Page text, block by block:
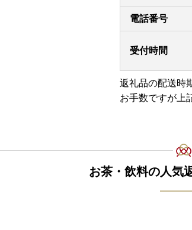
電話番号
受付時間
返礼品の配送時
お手数ですが上
お茶・飲料の人気